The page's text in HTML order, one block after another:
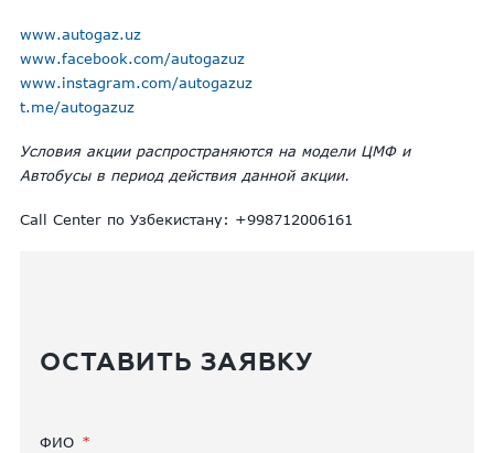
www.autogaz.uz
www.facebook.com/autogazuz
www.instagram.com/autogazuz
t.me/autogazuz
Условия акции распространяются на модели ЦМФ и
Автобусы в период действия данной акции.
Call Center по Узбекистану: +998712006161
ОСТАВИТЬ ЗАЯВКУ
ФИО